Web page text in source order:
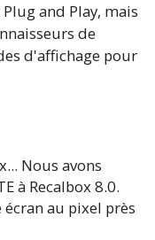
and Play, mais
de
d'affichage pour
Nous avons
à Recalbox 8.0.
au pixel près